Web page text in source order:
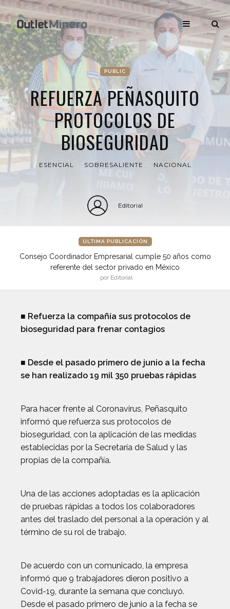
PUBLIC
REFUERZA PEÑASQUITO
PROTOCOLOS DE
BIOSEGURIDAD
ESENCIAL SOBRESALIENTE NACIONAL
Editorial
ÚLTIMA PUBLICACIÓN
Consejo Coordinador Empresarial cumple 50 años como
referente del sector privado en México
por Editorial
■ Refuerza la compañía sus protocolos de
bioseguridad para frenar contagios
■ Desde el pasado primero de junio a la fecha
se han realizado 19 mil 350 pruebas rápidas
Para hacer frente al Coronavirus, Peñasquito
informó que refuerza sus protocolos de
bioseguridad, con la aplicación de las medidas
establecidas por la Secretaría de Salud y las
propias de la compañía.
Una de las acciones adoptadas es la aplicación
de pruebas rápidas a todos los colaboradores
antes del traslado del personal a la operación y al
término de su rol de trabajo.
De acuerdo con un comunicado, la empresa
informó que 9 trabajadores dieron positivo a
Covid-19, durante la semana que concluyó.
Desde el pasado primero de junio a la fecha se